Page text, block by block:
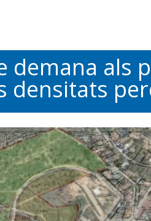
demana als
densitats